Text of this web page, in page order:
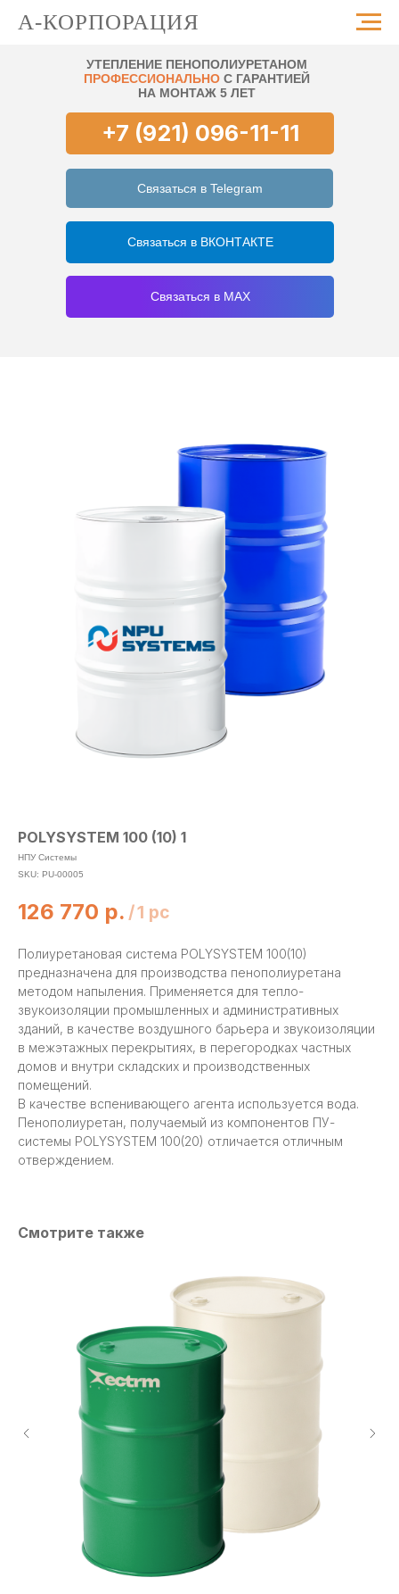
А-КОРПОРАЦИЯ
+7 (921) 096-11-11
Связаться в Telegram
УТЕПЛЕНИЕ ПЕНОПОЛИУРЕТАНОМ
ПРОФЕССИОНАЛЬНО С ГАРАНТИЕЙ
НА МОНТАЖ 5 ЛЕТ
А-
КОРПОРАЦИЯ
Связаться в MAX
Связаться в ВКОНТАКТЕ
POLYSYSTEM 100 (10) 1
НПУ Системы
SKU: PU-00005
126 770 р. /1 pc
Полиуретановая система POLYSYSTEM 100(10)
предназначена для производства пенополиуретана
методом напыления. Применяется для тепло-
звукоизоляции промышленных и административных
зданий, в качестве воздушного барьера и звукоизоляции
в межэтажных перекрытиях, в перегородках частных
домов и внутри складских и производственных
помещений.
В качестве вспенивающего агента используется вода.
Пенополиуретан, получаемый из компонентов ПУ-
системы POLYSYSTEM 100(20) отличается отличным
отверждением.
Смотрите также